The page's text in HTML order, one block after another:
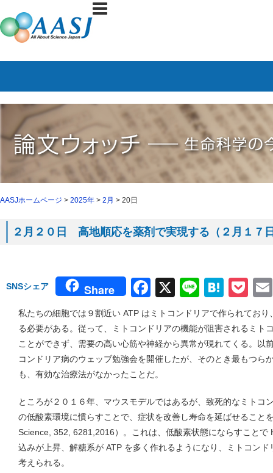
AASJホームページ > 2025年 > 2月 > 20日
２月２０日 高地順応を薬剤で実現する（２月１７
SNSシェア Share Facebook
X Line
私たちの細胞では９割近い ATP はミトコンドリアで作られてお
る必要がある。従って、ミトコンドリアの機能が阻害されるミト
ことができず、需要の高い心筋や神経から異常が現れてくる。以
コンドリア病のウェッブ勉強会を開催したが、そのとき最もつら
も、有効な治療法がなかったことだ。
ところが２０１６年、マウスモデルではあるが、致死的なミトコ
の低酸素環境に慣らすことで、症状を改善し寿命を延ばせること
Science, 352, 6281,2016）。これは、低酸素状態にならすことで
込みが上昇、解糖系が ATP を多く作れるようになり、ミトコン
考えられる。